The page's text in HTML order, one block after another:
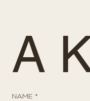
A
NAME *